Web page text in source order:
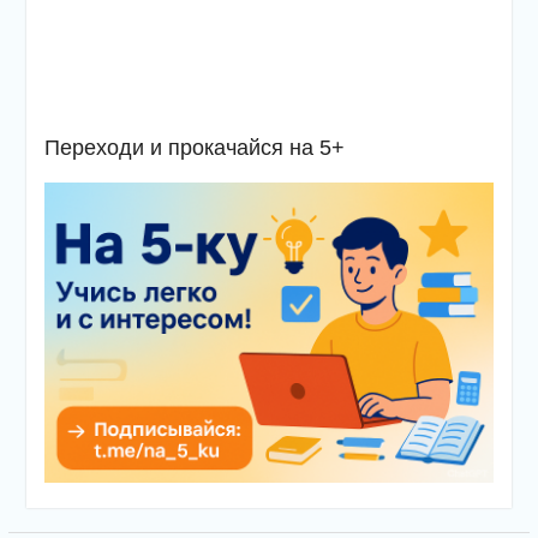
Переходи и прокачайся на 5+